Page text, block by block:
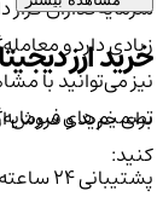
سرمایه‌گذاران قرار
زیادی دارد و
نیز می‌توانید با
تصمیم‌های
پشتیبانی ۲۴ ساعته کیف پول من
خرید ارز دیجیتال در 3
برای خرید و فروش
کنید: